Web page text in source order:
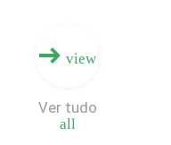
view
all
Ver tudo